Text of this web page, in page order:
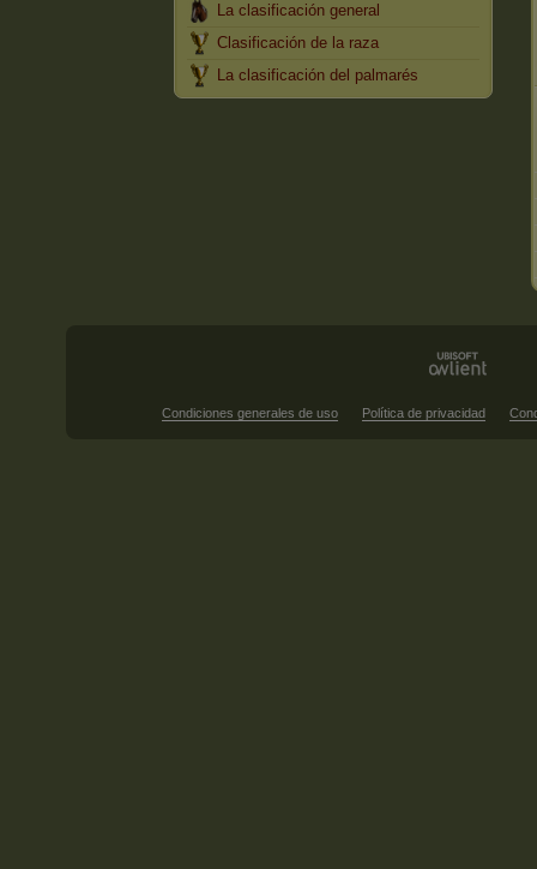
La clasificación general
Clasificación de la raza
La clasificación del palmarés
Condiciones generales de uso Política de privacidad